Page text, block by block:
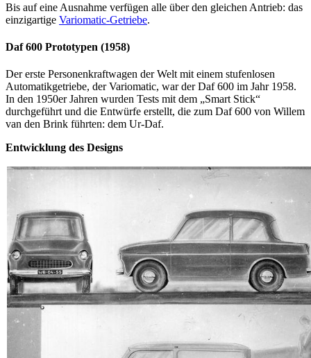
Bis auf eine Ausnahme verfügen alle über den gleichen Antrieb: das
einzigartige Variomatic-Getriebe.
Daf 600 Prototypen (1958)
Der erste Personenkraftwagen der Welt mit einem stufenlosen
Automatikgetriebe, der Variomatic, war der Daf 600 im Jahr 1958.
In den 1950er Jahren wurden Tests mit dem „Smart Stick“
durchgeführt und die Entwürfe erstellt, die zum Daf 600 von Willem
van den Brink führten: dem Ur-Daf.
Entwicklung des Designs